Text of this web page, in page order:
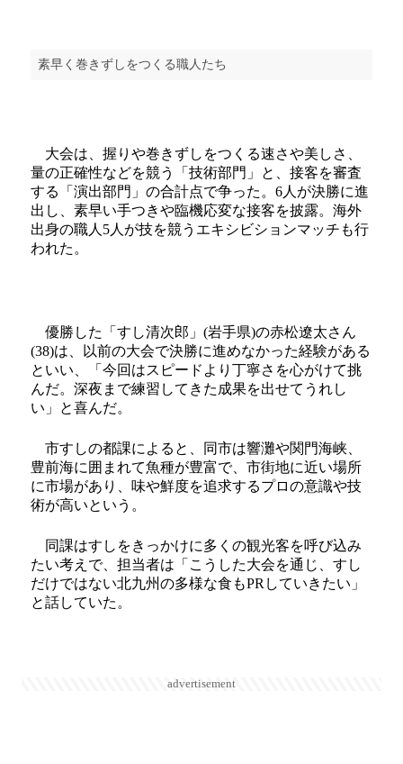
素早く巻きずしをつくる職人たち
大会は、握りや巻きずしをつくる速さや美しさ、
量の正確性などを競う「技術部門」と、接客を審査
する「演出部門」の合計点で争った。6人が決勝に進
出し、素早い手つきや臨機応変な接客を披露。海外
出身の職人5人が技を競うエキシビションマッチも行
われた。
優勝した「すし清次郎」(岩手県)の赤松遼太さん
(38)は、以前の大会で決勝に進めなかった経験がある
といい、「今回はスピードより丁寧さを心がけて挑
んだ。深夜まで練習してきた成果を出せてうれし
い」と喜んだ。
市すしの都課によると、同市は響灘や関門海峡、
豊前海に囲まれて魚種が豊富で、市街地に近い場所
に市場があり、味や鮮度を追求するプロの意識や技
術が高いという。
同課はすしをきっかけに多くの観光客を呼び込み
たい考えで、担当者は「こうした大会を通じ、すし
だけではない北九州の多様な食もPRしていきたい」
と話していた。
advertisement